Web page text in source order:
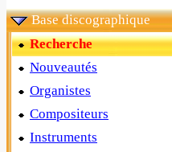
Base discographique
Recherche
Nouveautés
Organistes
Compositeurs
Instruments